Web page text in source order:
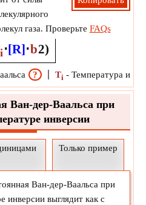
газа. Проверьте FAQs
i⋅[R]⋅b2)
? Ti - Температура
Ван-дер-Ваальса при
инверсии
Только пример
Ван-дер-Ваальса при
инверсии выглядит как с